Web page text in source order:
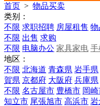
首页 > 物品买卖
类别：
不限 求职招聘 房屋租售 物
不限 出售 求购
不限 电脑办公 家具家电 手
地区：
不限 北海道 青森県 岩手県
賀県 京都府 大阪府 兵庫県
不限 名古屋市 豊橋市 岡
知立市 尾張旭市 高浜市 岩